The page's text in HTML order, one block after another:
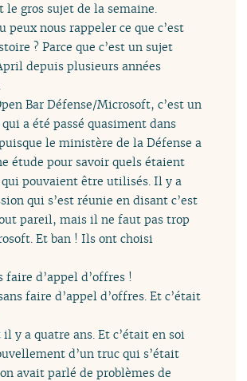
le gros sujet de la semaine.
peux nous rappeler ce que c’est
? Parce que c’est un sujet
depuis plusieurs années
Bar Défense/Microsoft, c’est un
a été passé quasiment dans
le ministère de la Défense a
étude pour savoir quels étaient
pouvaient être utilisés. Il y a
qui s’est réunie en disant c’est
pareil, mais il ne faut pas trop
Et ban ! Ils ont choisi
faire d’appel d’offres !
faire d’appel d’offres. Et c’était
il y a quatre ans. Et c’était en soi
d’un truc qui s’était
avait parlé de problèmes de